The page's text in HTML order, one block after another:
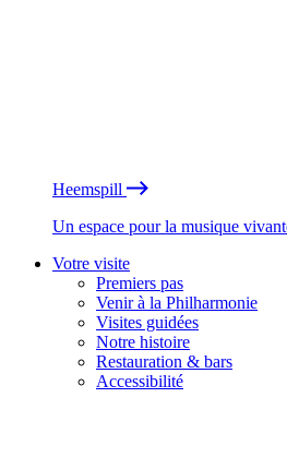
Heemspill
Un espace pour la musique
Votre visite
Premiers pas
Venir à la Philharmonie
Visites guidées
Notre histoire
Restauration & bars
Accessibilité